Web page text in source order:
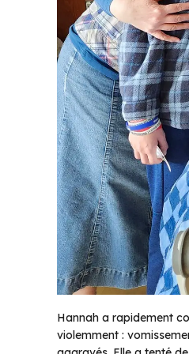
Hannah a rapidement
violemment :